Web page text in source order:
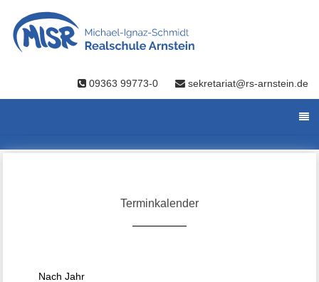
09363 99773-0 sekretariat@rs-arnstein.de
Terminkalender
Nach Jahr